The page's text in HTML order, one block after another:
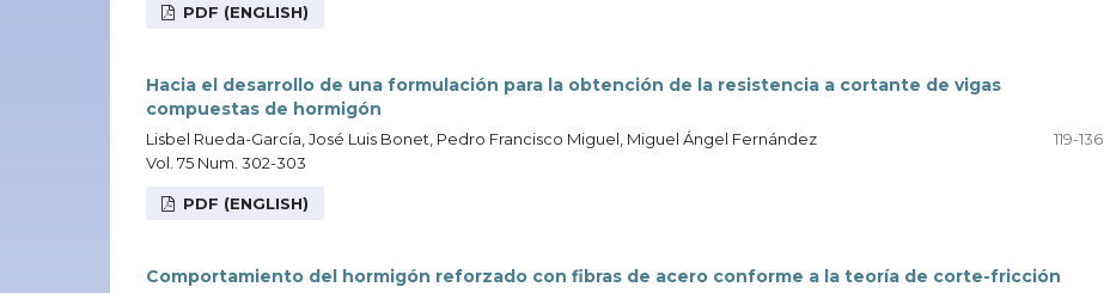
PDF (ENGLISH)
Hacia el desarrollo de una formulación para la obtención de la resistencia a cortante de vigas
compuestas de hormigón
Lisbel Rueda-García, José Luis Bonet, Pedro Francisco Miguel, Miguel Ángel Fernández
Vol. 75 Num. 302-303
119-136
PDF (ENGLISH)
Comportamiento del hormigón reforzado con fibras de acero conforme a la teoría de corte-fricción